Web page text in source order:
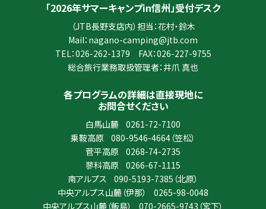
「2026年サマーキャンプin信州」受付デスク
（JTB長野支店内）担当：花村・鈴木
Mail： nagano-camping@jtb.com
TEL：026-262-1379 FAX：026-227-9755
総合旅行業務取扱管理者：井爪 真也
各プログラムの詳細は直接現地に
お問合せください
白馬山麓
0261-72-7100
乗鞍高原 080-9546-4664 （笠松）
菅平高原 0268-74-2735
蓼科高原 0266-67-1115
南アルプス
090-5193-7385 （北原）
中央アルプス山麓（伊那）
0265-98-0048
中央アルプス山麓（飯島）
070-2665-9743 （宮下）